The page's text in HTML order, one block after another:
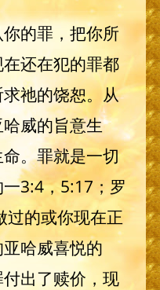
的罪，把你所
还在犯的罪都
祂的饶恕。从
威的旨意生
。罪就是一切
3:4，5:17；罗
过的或你现在正
哈威喜悦的
出了赎价，现